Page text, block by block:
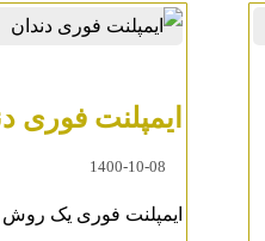
ایمپلنت
1400-10-08
ایمپلنت فوری یک